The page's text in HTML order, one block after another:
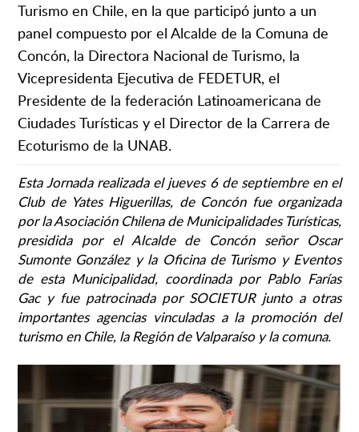
Turismo en Chile, en la que participó junto a un
panel compuesto por el Alcalde de la Comuna de
Concón, la Directora Nacional de Turismo, la
Vicepresidenta Ejecutiva de FEDETUR, el
Presidente de la federación Latinoamericana de
Ciudades Turísticas y el Director de la Carrera de
Ecoturismo de la UNAB.
Esta Jornada realizada el jueves 6 de septiembre en el
Club de Yates Higuerillas, de Concón fue organizada
por la Asociación Chilena de Municipalidades Turísticas,
presidida por el Alcalde de Concón señor Oscar
Sumonte González y la Oficina de Turismo y Eventos
de esta Municipalidad, coordinada por Pablo Farías
Gac y fue patrocinada por SOCIETUR junto a otras
importantes agencias vinculadas a la promoción del
turismo en Chile, la Región de Valparaíso y la comuna.